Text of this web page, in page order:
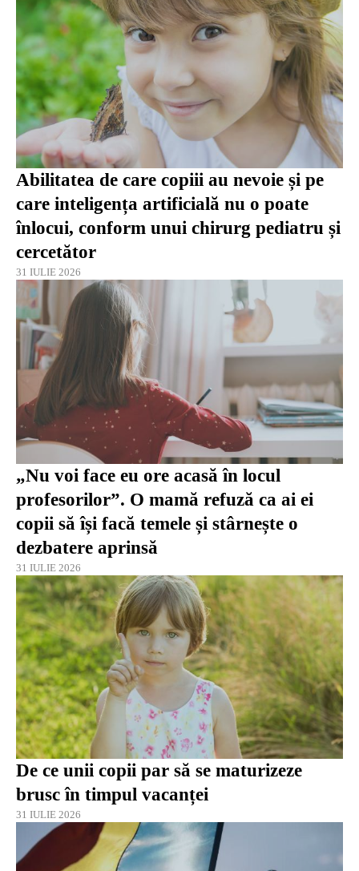
Abilitatea de care copiii au nevoie și pe
care inteligența artificială nu o poate
înlocui, conform unui chirurg pediatru și
cercetător
31 IULIE 2026
„Nu voi face eu ore acasă în locul
profesorilor”. O mamă refuză ca ai ei
copii să își facă temele și stârnește o
dezbatere aprinsă
31 IULIE 2026
De ce unii copii par să se maturizeze
brusc în timpul vacanței
31 IULIE 2026